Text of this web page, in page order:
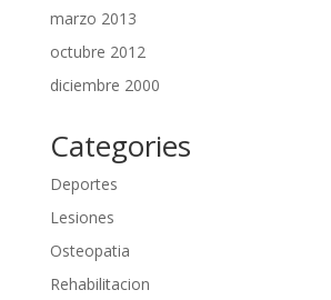
marzo 2013
octubre 2012
diciembre 2000
Categories
Deportes
Lesiones
Osteopatia
Rehabilitacion